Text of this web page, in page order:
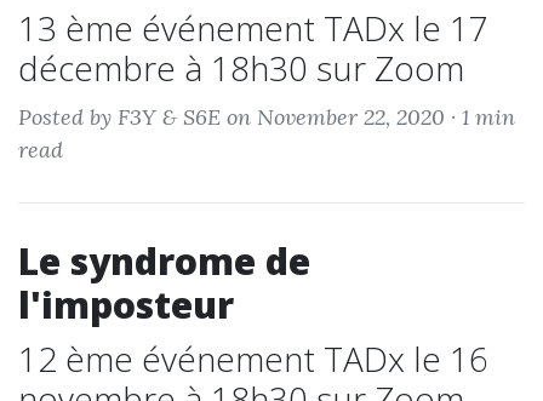
13 ème événement TADx le 17
décembre à 18h30 sur Zoom
Posted by F3Y & S6E on November 22, 2020 · 1 min
read
Le syndrome de
l'imposteur
12 ème événement TADx le 16